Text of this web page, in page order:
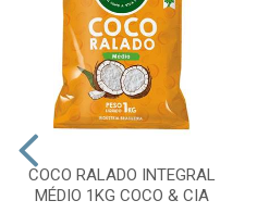
COCO RALADO INTEGRAL
MÉDIO 1KG COCO & CIA